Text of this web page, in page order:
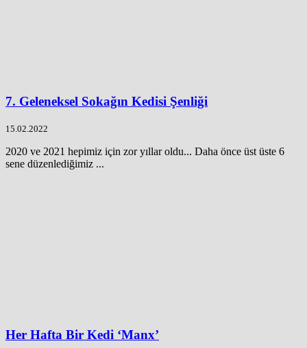
7. Geleneksel Sokağın Kedisi Şenliği
15.02.2022
2020 ve 2021 hepimiz için zor yıllar oldu... Daha önce üst üste 6
sene düzenlediğimiz ...
Her Hafta Bir Kedi ‘Manx’